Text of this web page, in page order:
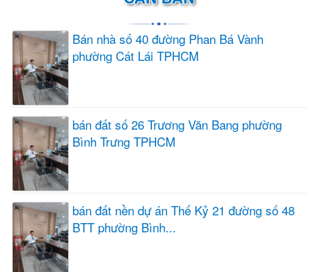
Bán nhà số 40 đường Phan Bá Vành
phường Cát Lái TPHCM
bán đất số 26 Trương Văn Bang phường
Bình Trưng TPHCM
bán đất nền dự án Thế Kỷ 21 đường số 48
BTT phường Bình...